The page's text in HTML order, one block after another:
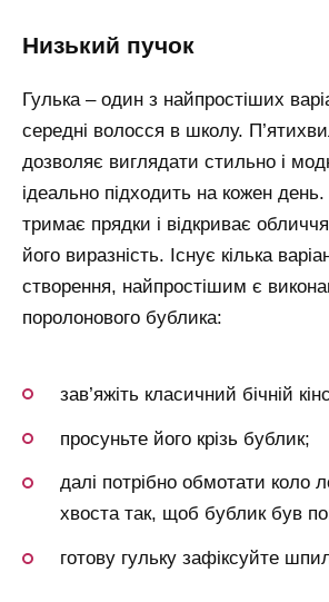
низький пучок
Гулька – один з найпростіших
середні волосся в школу.
дозволяє виглядати стильно і
ідеально підходить на кожен
тримає прядки і відкриває
його виразність. Існує кілька
створення, найпростішим є
поролонового бублика:
зав’яжіть класичний бічній
просуньте його крізь бублик;
далі потрібно обмотати коло
хвоста так, щоб бублик був
готову гульку зафіксуйте